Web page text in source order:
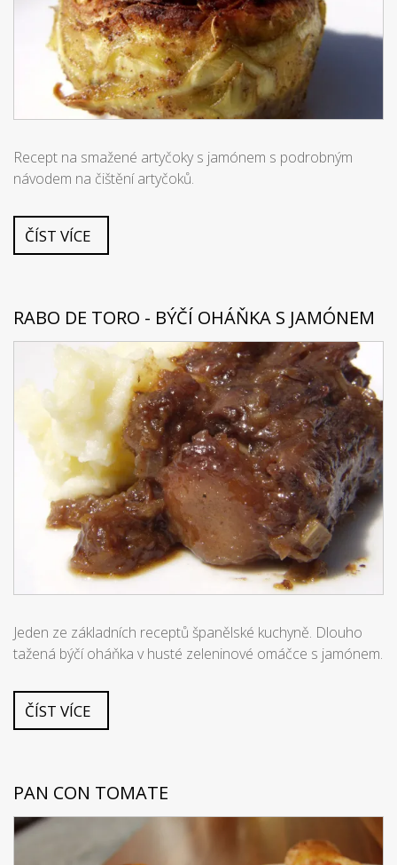
Recept na smažené artyčoky s jamónem s podrobným
návodem na čištění artyčoků.
ČÍST VÍCE
RABO DE TORO - BÝČÍ OHÁŇKA S JAMÓNEM
Jeden ze základních receptů španělské kuchyně. Dlouho
tažená býčí oháňka v husté zeleninové omáčce s jamónem.
ČÍST VÍCE
PAN CON TOMATE